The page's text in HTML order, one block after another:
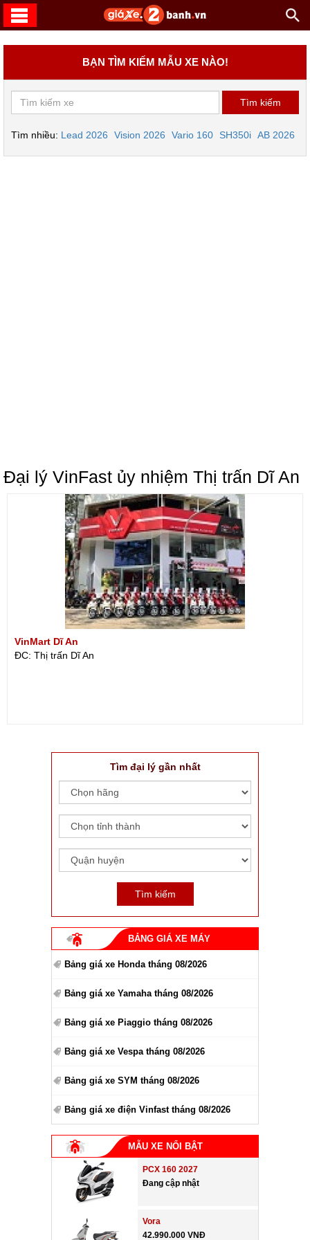
BẠN TÌM KIẾM MẪU XE NÀO!
Tìm nhiều: Lead 2026 Vision 2026 Vario 160 SH350i AB 2026
Đại lý VinFast ủy nhiệm Thị trấn Dĩ An
VinMart Dĩ An
ĐC: Thị trấn Dĩ An
Tìm đại lý gần nhất
BẢNG GIÁ XE MÁY
Bảng giá xe Honda tháng 08/2026
Bảng giá xe Yamaha tháng 08/2026
Bảng giá xe Piaggio tháng 08/2026
Bảng giá xe Vespa tháng 08/2026
Bảng giá xe SYM tháng 08/2026
Bảng giá xe điện Vinfast tháng 08/2026
MẪU XE NỔI BẬT
PCX 160 2027
Đang cập nhật
Vora
42.990.000 VNĐ